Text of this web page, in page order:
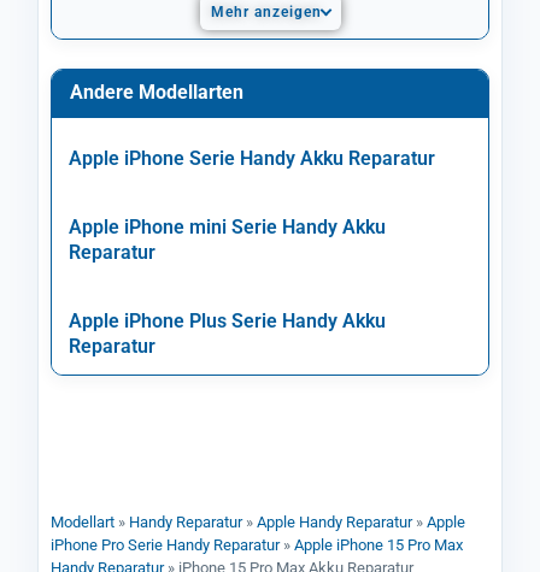
Mehr anzeigen
Andere Modellarten
Apple iPhone Serie Handy Akku Reparatur
Apple iPhone mini Serie Handy Akku
Reparatur
Apple iPhone Plus Serie Handy Akku
Reparatur
Modellart » Handy Reparatur» Apple Handy Reparatur» Apple
iPhone Pro Serie Handy Reparatur» Apple iPhone 15 Pro Max
Handy Reparatur» iPhone 15 Pro Max Akku Reparatur